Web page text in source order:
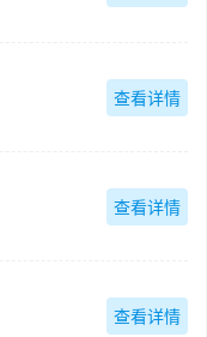
查看详情
查看详情
查看详情